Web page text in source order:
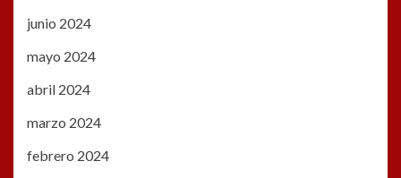
junio 2024
mayo 2024
abril 2024
marzo 2024
febrero 2024